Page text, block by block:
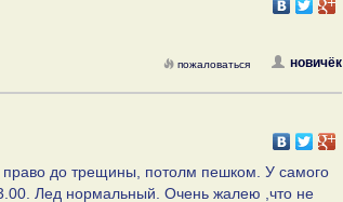
новичёк
пожаловаться
до трещины, потолм пешком. У самого
Лед нормальный. Очень жалею ,что не